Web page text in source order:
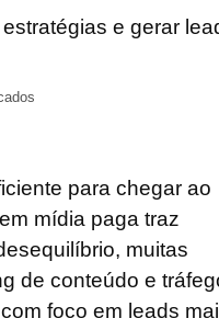
para chegar ao
mídia paga traz
muitas
de conteúdo e
foco em leads